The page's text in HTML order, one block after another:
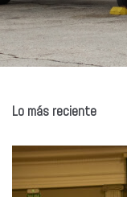
Lo más reciente